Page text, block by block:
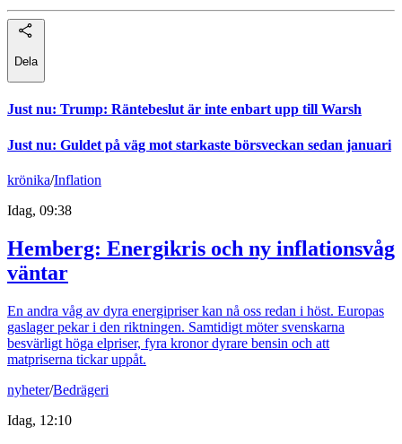
Dela
Just nu: Trump: Räntebeslut är inte enbart upp till Warsh
Just nu: Guldet på väg mot starkaste börsveckan sedan januari
krönika/Inflation
Idag, 09:38
Hemberg: Energikris och ny inflationsvåg
väntar
En andra våg av dyra energipriser kan nå oss redan i höst. Europas
gaslager pekar i den riktningen. Samtidigt möter svenskarna
besvärligt höga elpriser, fyra kronor dyrare bensin och att
matpriserna tickar uppåt.
nyheter/Bedrägeri
Idag, 12:10